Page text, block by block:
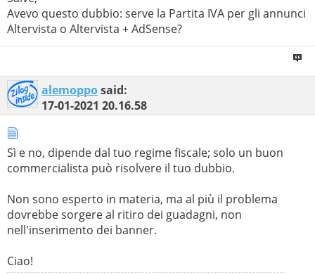
Avevo questo dubbio: serve la Partita IVA per gli annunci
Altervista o Altervista + AdSense?
alemopposaid:
17-01-2021 20.16.58
Sì e no, dipende dal tuo regime fiscale; solo un buon
commercialista può risolvere il tuo dubbio.
Non sono esperto in materia, ma al più il problema
dovrebbe sorgere al ritiro dei guadagni, non
nell'inserimento dei banner.
Ciao!